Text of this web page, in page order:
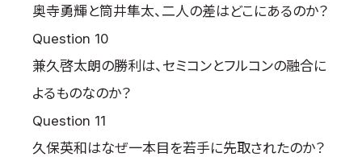
奥寺勇輝と筒井隼太、二人の差はどこにあるのか？
Question 10
兼久啓太朗の勝利は、セミコンとフルコンの融合に
よるものなのか？
Question 11
久保英和はなぜ一本目を若手に先取されたのか？